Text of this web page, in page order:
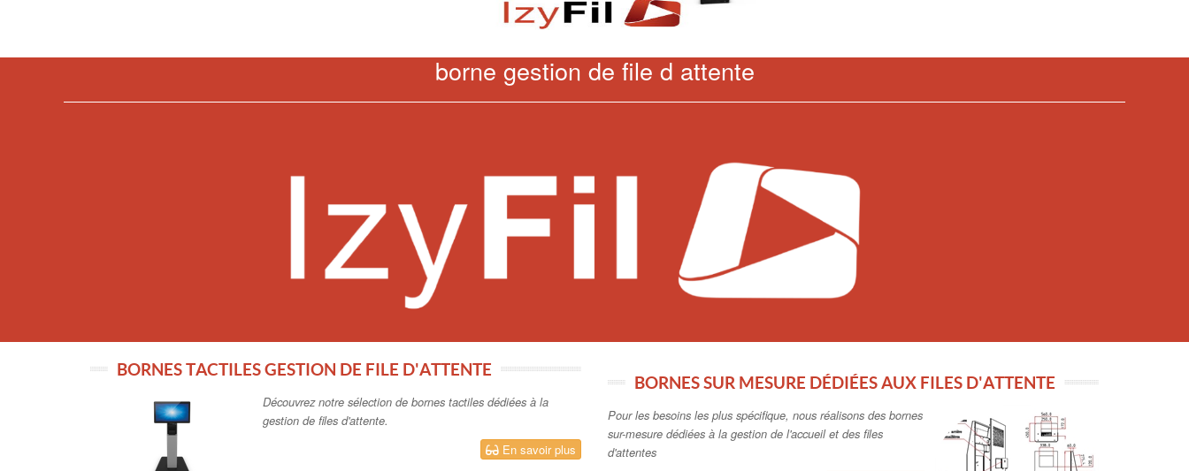
borne gestion de file d attente
BORNES TACTILES GESTION DE FILE D'ATTENTE
Découvrez notre sélection de bornes tactiles dédiées à la
gestion de files d'attente.
En savoir plus
BORNES SUR MESURE DÉDIÉES AUX FILES D'ATTENTE
Pour les besoins les plus spécifique, nous réalisons des bornes
sur-mesure dédiées à la gestion de l'accueil et des files
d'attentes